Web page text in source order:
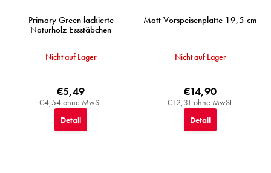
Primary Green lackierte
Naturholz Essstäbchen
Nicht auf Lager
€4,54 ohne MwSt.
€5,49
Detail
Matt Vorspeisenplatte 19,5 cm
Nicht auf Lager
€12,31 ohne MwSt.
€14,90
Detail